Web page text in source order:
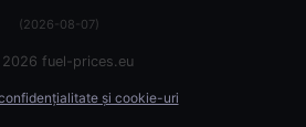
(2026-08-07)
fuel-prices.eu
și cookie-uri